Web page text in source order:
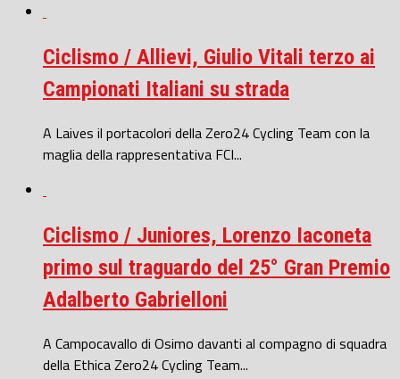
Ciclismo / Allievi, Giulio Vitali terzo ai
Campionati Italiani su strada
A Laives il portacolori della Zero24 Cycling Team con la
maglia della rappresentativa FCI...
Ciclismo / Juniores, Lorenzo Iaconeta
primo sul traguardo del 25° Gran Premio
Adalberto Gabrielloni
A Campocavallo di Osimo davanti al compagno di squadra
della Ethica Zero24 Cycling Team...